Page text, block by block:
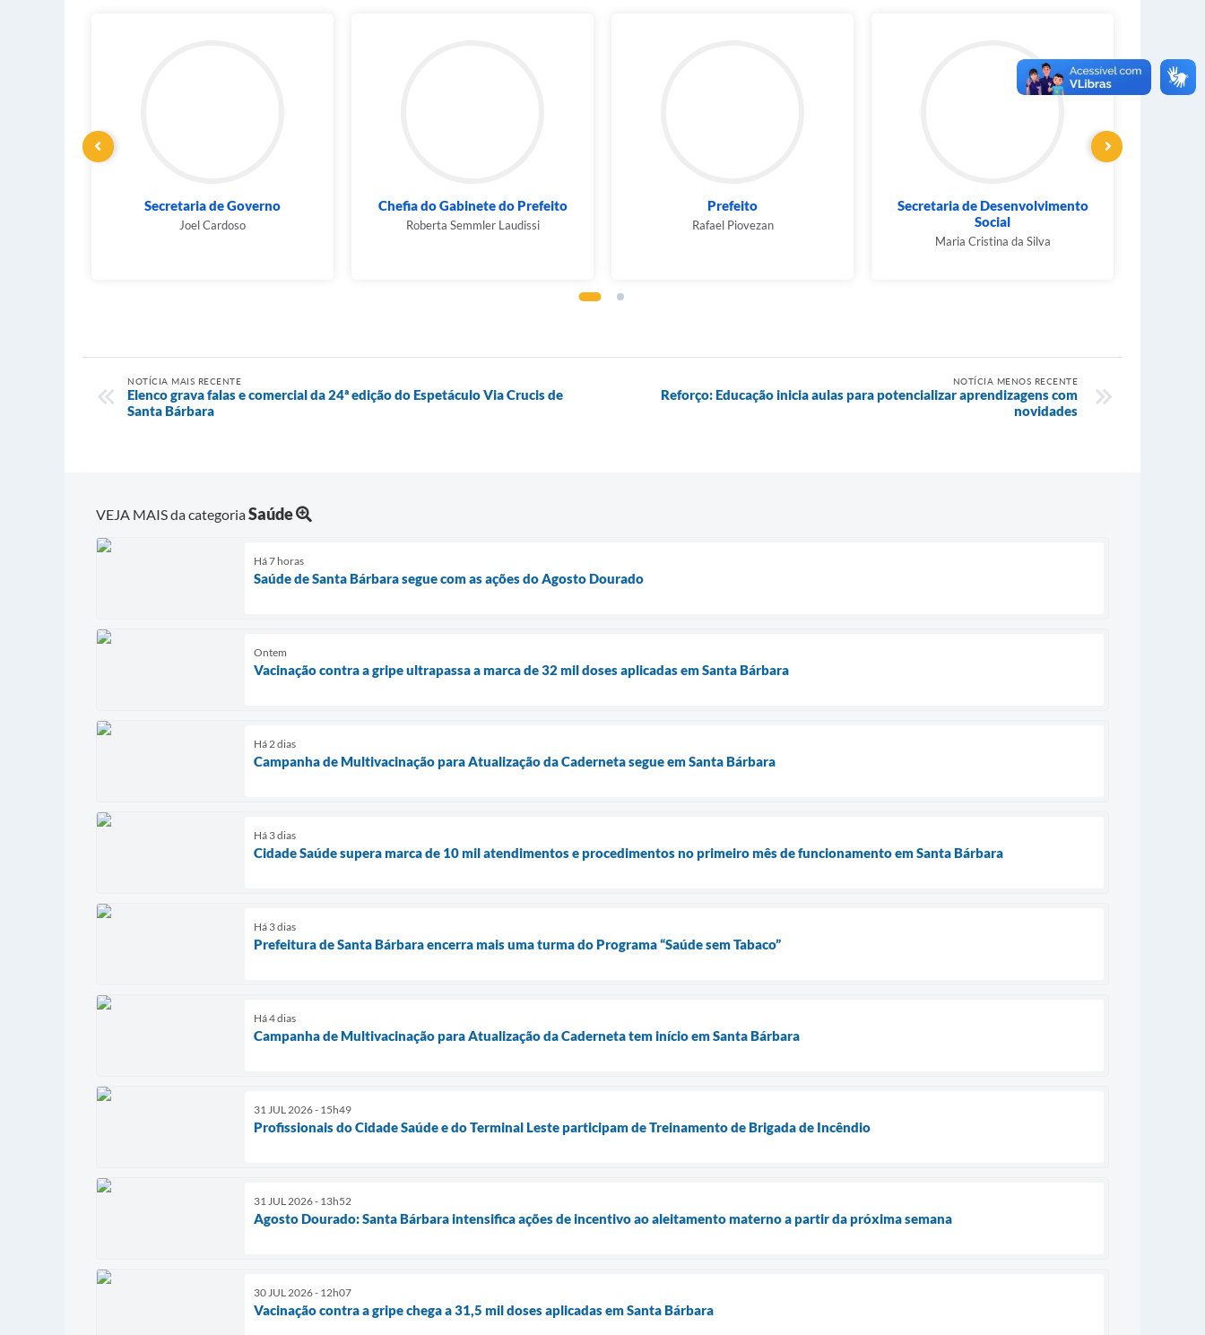
Chefia do Gabinete do Prefeito
Roberta Semmler Laudissi
Prefeito
Rafael Piovezan
Secretaria de Desenvolvimento
Social
Secretaria de Desenvolvimento
Econômico
André Cruz
NOTÍCIA MAIS RECENTE
Elenco grava falas e comercial da 24ª edição do Espetáculo Via Crucis de
Santa Bárbara
NOTÍCIA MENOS RECENTE
Reforço: Educação inicia aulas para potencializar aprendizagens com
novidades
VEJA MAIS da categoriaSaúde
Há 7 horas
Saúde de Santa Bárbara segue com as ações do Agosto Dourado
Ontem
Vacinação contra a gripe ultrapassa a marca de 32 mil doses aplicadas em Santa Bárbara
Há 2 dias
Campanha de Multivacinação para Atualização da Caderneta segue em Santa Bárbara
Há 3 dias
Cidade Saúde supera marca de 10 mil atendimentos e procedimentos no primeiro mês de funcionamento em Santa Bárbara
Há 3 dias
Prefeitura de Santa Bárbara encerra mais uma turma do Programa “Saúde sem Tabaco”
Há 4 dias
Campanha de Multivacinação para Atualização da Caderneta tem início em Santa Bárbara
31 JUL 2026 - 15h49
Profissionais do Cidade Saúde e do Terminal Leste participam de Treinamento de Brigada de Incêndio
31 JUL 2026 - 13h52
Agosto Dourado: Santa Bárbara intensifica ações de incentivo ao aleitamento materno a partir da próxima semana
30 JUL 2026 - 12h07
Vacinação contra a gripe chega a 31,5 mil doses aplicadas em Santa Bárbara